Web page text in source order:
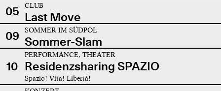
05 CLUB
Last Move
09
SOMMER IM SÜDPOL
Sommer-Slam
10
PERFORMANCE, THEATER
Residenzsharing SPAZIO
Spazio! Vita! Libertà!